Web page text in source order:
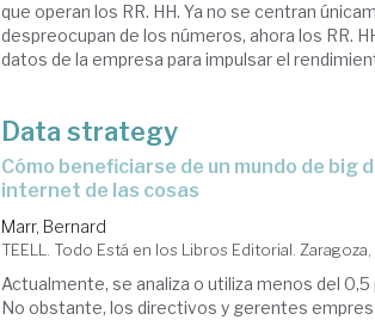
que operan los RR. HH. Ya no se centran
despreocupan de los números, ahora los RR.
datos de la empresa para impulsar el
Data strategy
cómo beneficiarse de un mundo de big data, analytics e
internet de las cosas
Marr, Bernard
TEELL. Todo Está en los Libros Editorial.
Actualmente, se analiza o utiliza menos del
No obstante, los directivos y gerentes